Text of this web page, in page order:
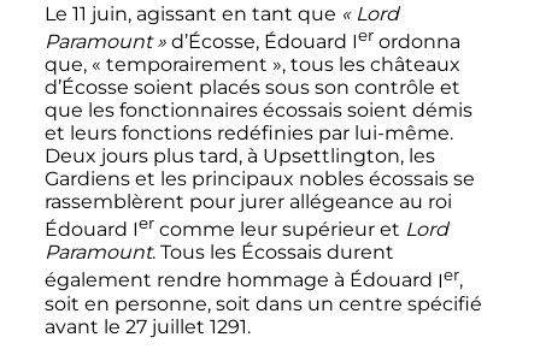
Le 11 juin, agissant en tant que « Lord
Paramount »d’Écosse, Édouard Ierordonna
que, « temporairement », tous les châteaux
d’Écosse soient placés sous son contrôle et
que les fonctionnaires écossais soient démis
et leurs fonctions redéfinies par lui-même.
Deux jours plus tard, à Upsettlington, les
Gardiens et les principaux nobles écossais se
rassemblèrent pour jurer allégeance au roi
Édouard Ier comme leur supérieur et Lord
Paramount. Tous les Écossais durent
également rendre hommage à Édouard Ier,
soit en personne, soit dans un centre spécifié
avant le 27 juillet 1291.